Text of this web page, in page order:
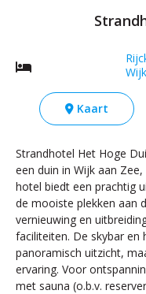
Kaart
Strandhotel Het Hoge
een duin in Wijk aan
hotel biedt een prachtig
de mooiste plekken aan
vernieuwing en
faciliteiten. De skybar en
panoramisch uitzicht,
ervaring. Voor
met sauna (o.b.v.